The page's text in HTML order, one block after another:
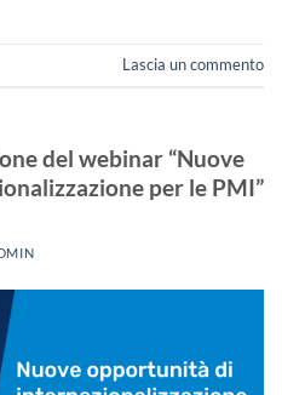
Lascia un commento
del webinar “Nuove
per le PMI”